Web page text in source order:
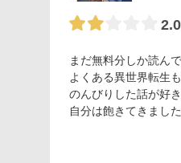
2.0
まだ無料分しか読ん
よくある異世界転生
のんびりした話が好
自分は飽きてきました